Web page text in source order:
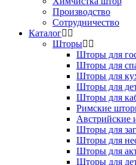
Производство
Сотрудничество
Каталог
Шторы
Шторы для
Шторы для
Шторы для
Шторы для
Шторы для
Римские
Австрийские
Шторы для
Шторы для
Шторы для
Шторы для